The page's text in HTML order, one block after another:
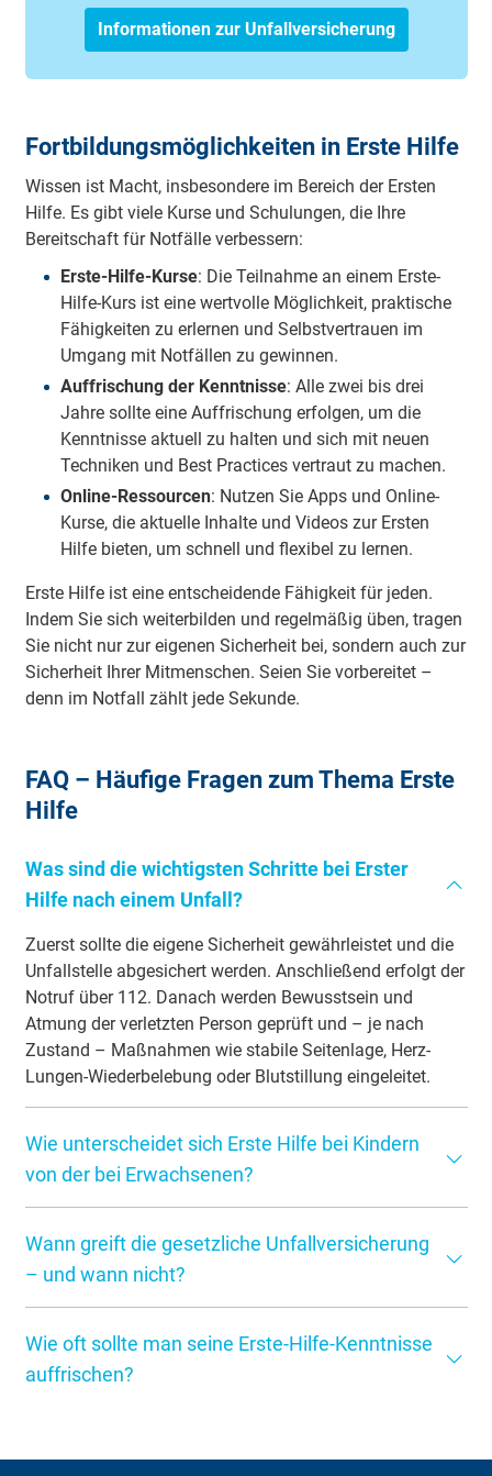
Informationen zur Unfallversicherung
Fortbildungsmöglichkeiten in Erste Hilfe
Wissen ist Macht, insbesondere im Bereich der Ersten
Hilfe. Es gibt viele Kurse und Schulungen, die Ihre
Bereitschaft für Notfälle verbessern:
Erste-Hilfe-Kurse: Die Teilnahme an einem Erste-
Hilfe-Kurs ist eine wertvolle Möglichkeit, praktische
Fähigkeiten zu erlernen und Selbstvertrauen im
Umgang mit Notfällen zu gewinnen.
Auffrischung der Kenntnisse: Alle zwei bis drei
Jahre sollte eine Auffrischung erfolgen, um die
Kenntnisse aktuell zu halten und sich mit neuen
Techniken und Best Practices vertraut zu machen.
Online-Ressourcen: Nutzen Sie Apps und Online-
Kurse, die aktuelle Inhalte und Videos zur Ersten
Hilfe bieten, um schnell und flexibel zu lernen.
Erste Hilfe ist eine entscheidende Fähigkeit für jeden.
Indem Sie sich weiterbilden und regelmäßig üben, tragen
Sie nicht nur zur eigenen Sicherheit bei, sondern auch zur
Sicherheit Ihrer Mitmenschen. Seien Sie vorbereitet –
denn im Notfall zählt jede Sekunde.
FAQ – Häufige Fragen zum Thema Erste
Hilfe
Was sind die wichtigsten Schritte bei Erster
Hilfe nach einem Unfall?
Zuerst sollte die eigene Sicherheit gewährleistet und die
Unfallstelle abgesichert werden. Anschließend erfolgt der
Notruf über 112. Danach werden Bewusstsein und
Atmung der verletzten Person geprüft und – je nach
Zustand – Maßnahmen wie stabile Seitenlage, Herz-
Lungen-Wiederbelebung oder Blutstillung eingeleitet.
Wie unterscheidet sich Erste Hilfe bei Kindern
von der bei Erwachsenen?
begonnen. Die Wiederbelebung erfolgt anschließend im
Verhältnis 15:2 (15 Kompressionen, 2 Atemspenden).
Stresssituationen reagieren.
Wann greift die gesetzliche Unfallversicherung
– und wann nicht?
Schul- und Wegeunfällen sowie bei anerkannten
Berufskrankheiten. Unfälle in der Freizeit, zu Hause oder
Wie oft sollte man seine Erste-Hilfe-Kenntnisse
auffrischen?